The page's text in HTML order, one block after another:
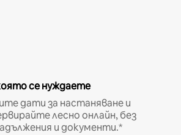
се нуждаете
дати за настаняване и
лесно онлайн, без
и документи.*